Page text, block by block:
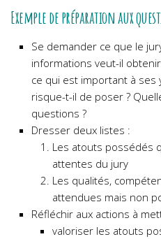
Exemple de préparation aux
Se demander ce que le
informations veut-il
ce qui est important à ses
risque-t-il de poser ?
questions ?
Dresser deux listes :
Les atouts possédés
attentes du jury
Les qualités,
attendues mais non
Réfléchir aux actions à
valoriser les atouts